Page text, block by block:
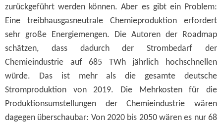
zurückgeführt werden können.Aber es gibt ein Problem:
Eine treibhausgasneutrale Chemieproduktion erfordert
sehr große Energiemengen.
Die Autoren der Roadmap
schätzen, dass dadurch derStrombedarf der
Chemieindustrie auf 685 TWh jährlich
hochschnellen
würde. Das istmehr als die gesamte deutsche
Stromproduktion von 2019. Die
Mehrkosten für die
Produktionsumstellungen der Chemieindustrie wären
dagegen überschaubar: Von 2020 bis 2050wären es nur68